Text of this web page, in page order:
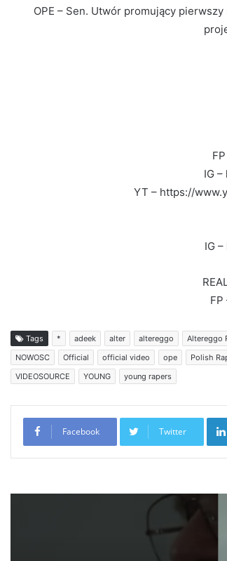
OPE – Sen. Utwór promujący
IG
YT – https://
IG
Tags * adeek alter altereggo Altereggo
NOWOSC
Official official video ope Polish
VIDEOSOURCE
YOUNG young rapers
Facebook Twitter